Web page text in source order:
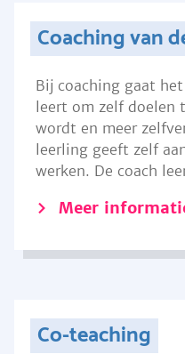
Coaching van
Bij coaching gaat
leert om zelf doelen
wordt en meer
leerling geeft zelf
werken. De coach
Meer
Co-teaching